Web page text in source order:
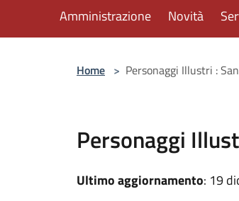
Amministrazione Novità
Home > Personaggi Illustri :
Personaggi
Ultimo aggiornamento: 19